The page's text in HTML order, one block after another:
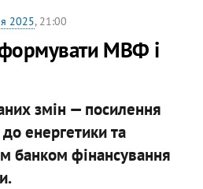
2025, 21:00
МВФ і
змін — посилення
енергетики та
банком фінансування